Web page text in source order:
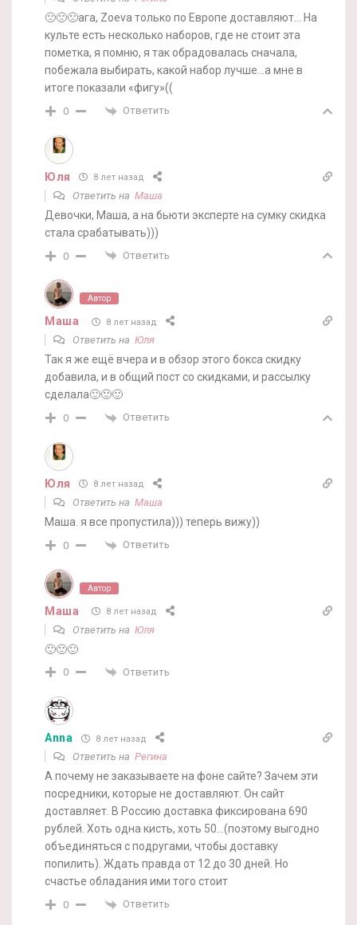
🙁🙁🙁ага, Zoeva только по Европе доставляют… На
культе есть несколько наборов, где не стоит эта
пометка, я помню, я так обрадовалась сначала,
побежала выбирать, какой набор лучше…а мне в
итоге показали «фигу»((
0 Ответить
Юля 8 лет назад
Ответить на Маша
Девочки, Маша, а на бьюти эксперте на сумку скидка
стала срабатывать)))
0 Ответить
Автор
Маша 8 лет назад
Ответить на Юля
Так я же ещё вчера и в обзор этого бокса скидку
добавила, и в общий пост со скидками, и рассылку
сделала🙂🙂🙂
0 Ответить
Юля 8 лет назад
Ответить на Маша
Маша. я все пропустила))) теперь вижу))
0 Ответить
Автор
Маша 8 лет назад
Ответить на Юля
🙂🙂🙂
0 Ответить
Anna 8 лет назад
Ответить на Регина
А почему не заказываете на фоне сайте? Зачем эти
посредники, которые не доставляют. Он сайт
доставляет. В Россию доставка фиксирована 690
рублей. Хоть одна кисть, хоть 50…(поэтому выгодно
объединяться с подругами, чтобы доставку
попилить). Ждать правда от 12 до 30 дней. Но
счастье обладания ими того стоит
0 Ответить